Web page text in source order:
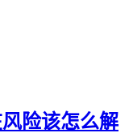
险该怎么解